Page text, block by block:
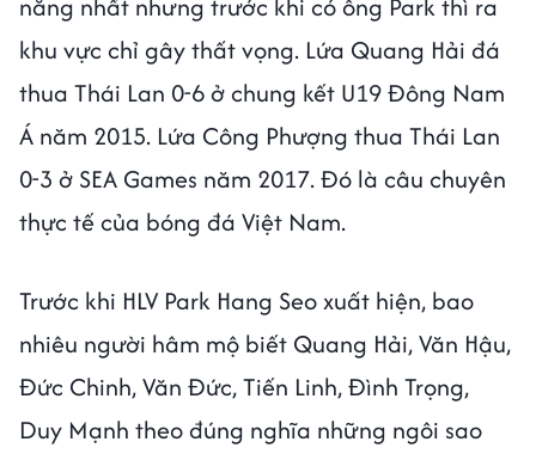
khu vực chỉ gây thất vọng. Lứa Quang Hải đá
thua Thái Lan 0-6 ở chung kết U19 Đông Nam
Á năm 2015. Lứa Công Phượng thua Thái Lan
0-3 ở SEA Games năm 2017. Đó là câu chuyên
thực tế của bóng đá Việt Nam.
Trước khi HLV Park Hang Seo xuất hiện, bao
nhiêu người hâm mộ biết Quang Hải, Văn Hậu,
Đức Chinh, Văn Đức, Tiến Linh, Đình Trọng,
Duy Mạnh theo đúng nghĩa những ngôi sao